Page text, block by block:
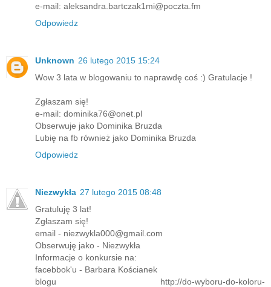
e-mail: aleksandra.bartczak1mi@poczta.fm
Odpowiedz
Unknown 26 lutego 2015 15:24
Wow 3 lata w blogowaniu to naprawdę coś :) Gratulacje !
Zgłaszam się!
e-mail: dominika76@onet.pl
Obserwuje jako Dominika Bruzda
Lubię na fb również jako Dominika Bruzda
Odpowiedz
Niezwykła 27 lutego 2015 08:48
Gratuluję 3 lat!
Zgłaszam się!
email - niezwykla000@gmail.com
Obserwuję jako - Niezwykła
Informacje o konkursie na:
facebbok'u - Barbara Kościanek
blogu http://do-wyboru-do-koloru-